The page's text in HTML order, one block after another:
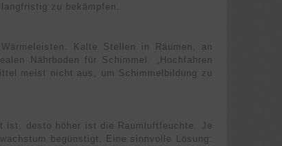
zu be­kämpfen.
Kalte Stellen in Räumen, an
Nähr­boden für Schimmel. „Hoch­fahren
meist nicht aus, um Schimmel­bildung zu
ist, desto höher ist die Raum­luft­feuchte. Je
begünstigt. Eine sinnvolle Lösung: